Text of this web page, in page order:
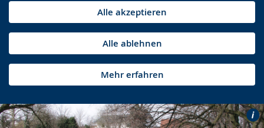
Alle akzeptieren
Alle ablehnen
Mehr erfahren